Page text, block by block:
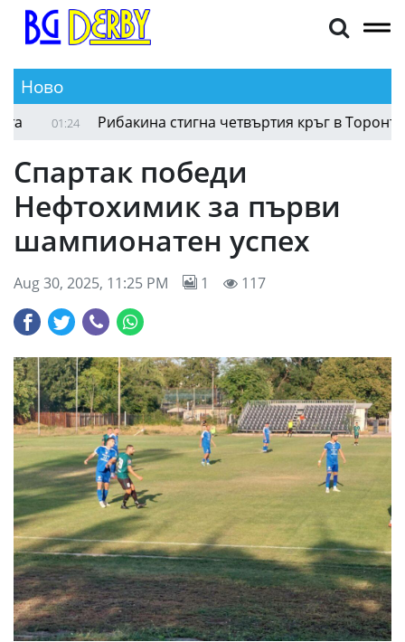
Ново
01:24 Рибакина стигна четвъртия кръг в Торонто,
Спартак победи
Нефтохимик за първи
шампионатен успех
Aug 30, 2025, 11:25 PM 1 117